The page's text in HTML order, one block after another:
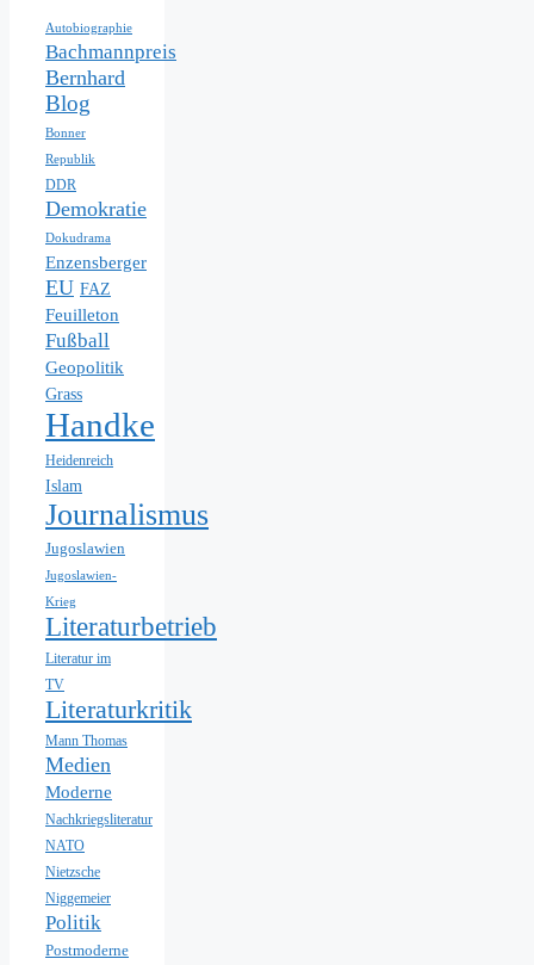
Autobiographie
Bachmannpreis
Bernhard
Blog
Bonner
Republik
DDR
Demokratie
Dokudrama
Enzensberger
EU FAZ
Feuilleton
Fußball
Geopolitik
Grass
Handke
Heidenreich
Islam
Journalismus
Jugoslawien
Jugoslawien-
Krieg
Literaturbetrieb
Literatur im
TV
Literaturkritik
Mann Thomas
Medien
Moderne
Nachkriegsliteratur
NATO
Nietzsche
Niggemeier
Politik
Postmoderne